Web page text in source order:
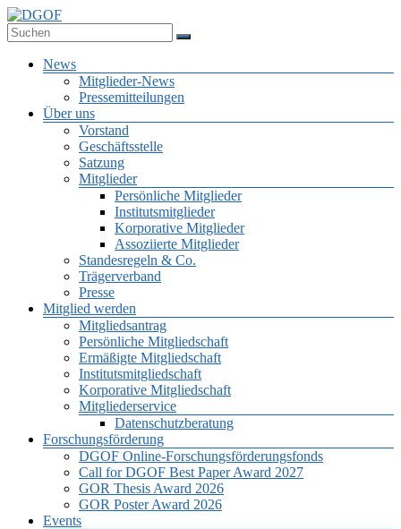
Zum
Inhalt
springen
Deutsche Gesellschaft für Online-Forschung e.V.
Menü
News
Mitglieder-News
Pressemitteilungen
Über uns
Vorstand
Geschäftsstelle
Satzung
Mitglieder
Persönliche Mitglieder
Institutsmitglieder
Korporative Mitglieder
Assoziierte Mitglieder
Standesregeln & Co.
Trägerverband
Presse
Mitglied werden
Mitgliedsantrag
Persönliche Mitgliedschaft
Ermäßigte Mitgliedschaft
Institutsmitgliedschaft
Korporative Mitgliedschaft
Mitgliederservice
Datenschutzberatung
Forschungsförderung
DGOF Online-Forschungsförderungsfonds
Call for DGOF Best Paper Award 2027
GOR Thesis Award 2026
GOR Poster Award 2026
Events